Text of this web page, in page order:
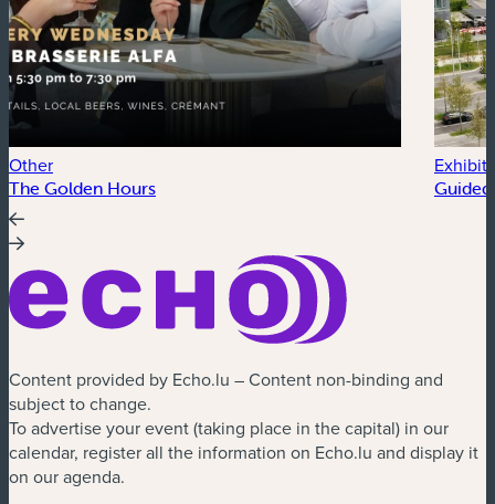
Other
The Golden Hours
Content provided by Echo.lu – Content non-binding and
subject to change.
To advertise your event (taking place in the capital) in our
calendar, register all the information on Echo.lu and display it
on our agenda.